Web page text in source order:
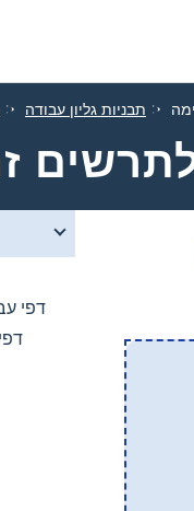
תבניות גליון עבודה
דפי